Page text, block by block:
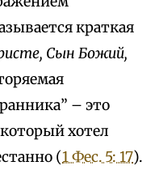
краткая
Сын Божий,
– это
хотел
(1 Фес. 5: 17).